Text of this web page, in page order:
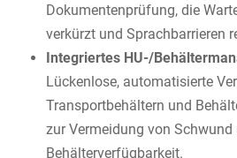
Dokumentenprüfung, die
verkürzt und Sprachbarrieren
Integriertes HU-/
Lückenlose, automatisierte
Transportbehältern und
zur Vermeidung von
Behälterverfügbarkeit.